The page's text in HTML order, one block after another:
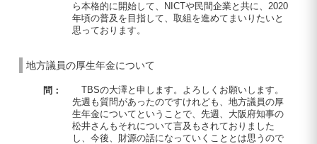
ら本格的に開始して、NICTや民間企業と共に、2020
年頃の普及を目指して、取組を進めてまいりたいと
思っております。
地方議員の厚生年金について
問：
TBSの大澤と申します。よろしくお願いします。
先週も質問があったのですけれども、地方議員の厚
生年金についてということで、先週、大阪府知事の
松井さんもそれについて言及もされておりました
し、今後、財源の話になっていくこととは思うので